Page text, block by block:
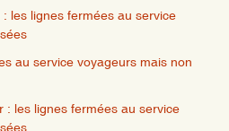
les lignes fermées au service
au service voyageurs mais non
: les lignes fermées au service